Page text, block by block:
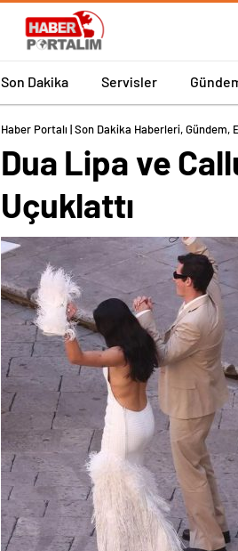
Son Dakika Servisler
Haber Portalı | Son Dakika Haberleri, Gündem,
Dua Lipa ve
Uçuklattı